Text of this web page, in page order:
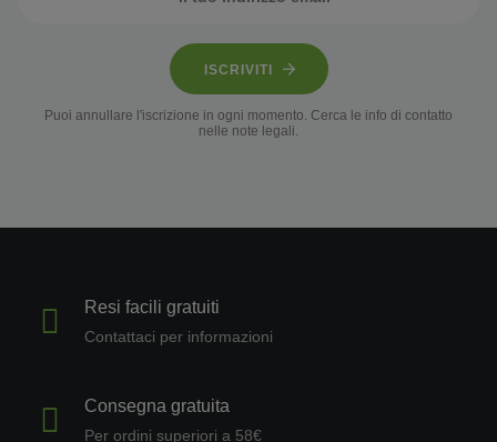
ISCRIVITI
Puoi annullare l'iscrizione in ogni momento. Cerca le info di contatto
nelle note legali.
Resi facili gratuiti
Contattaci per informazioni
Consegna gratuita
Per ordini superiori a 58€